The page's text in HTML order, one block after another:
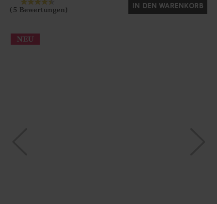
(5 Bewertungen) IN DEN WARENKORB